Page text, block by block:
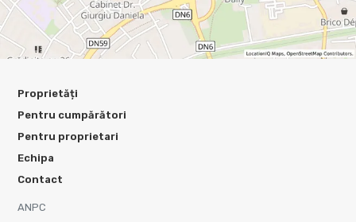
Proprietăți
Pentru cumpărători
Pentru proprietari
Echipa
Contact
ANPC